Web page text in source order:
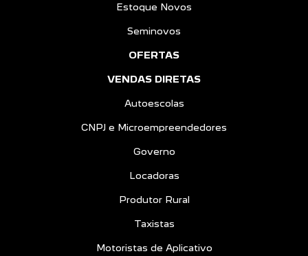
Estoque Novos
Seminovos
OFERTAS
VENDAS DIRETAS
Autoescolas
CNPJ e Microempreendedores
Governo
Locadoras
Produtor Rural
Taxistas
Motoristas de Aplicativo